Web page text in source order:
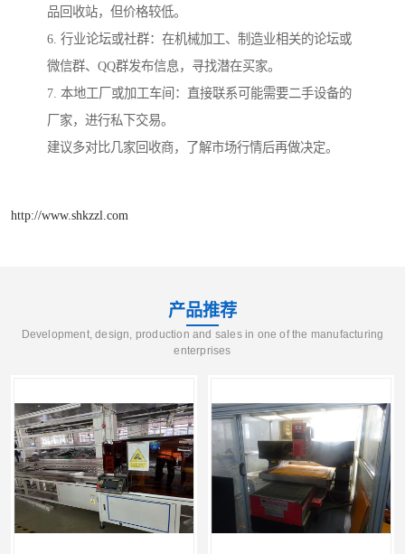
品回收站，但价格较低。
6. 行业论坛或社群：在机械加工、制造业相关的论坛或
微信群、QQ群发布信息，寻找潜在买家。
7. 本地工厂或加工车间：直接联系可能需要二手设备的
厂家，进行私下交易。
建议多对比几家回收商，了解市场行情后再做决定。
http://www.shkzzl.com
产品推荐
Development, design, production and sales in one of the manufacturing
enterprises